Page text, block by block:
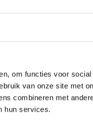
om functies voor
van onze site met
combineren met
hun services.
Ma-vr
Neem